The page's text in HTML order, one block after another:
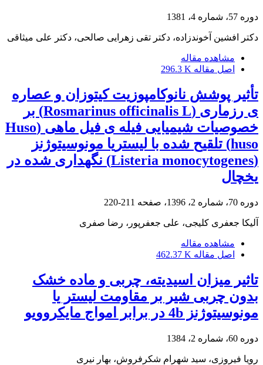
دوره 57، شماره 4، 1381
دکتر افشین آخوندزاده، دکتر تقی زهرایی صالحی، دکتر علی میثاقی
مشاهده مقاله
اصل مقاله 296.3 K
تأثیر پوشش نانوکامپوزیت کیتوزان و عصاره
ی رزماری (Rosmarinus officinalis L) بر
خصوصیات شیمیایی فیله ی فیل ماهی (Huso
huso) تلقیح شده با لیستریا مونوسیتوژنز
(Listeria monocytogenes) نگهداری شده در
یخچال
دوره 70، شماره 2، 1396، صفحه 211-220
آلیکا جعفری کلیجی، علی جعفرپور، رضا صفری
مشاهده مقاله
اصل مقاله 462.37 K
تاثیر میزان اسیدیته، چربی و ماده خشک
بدون چربی شیر بر مقاومت لیستر یا
مونوسیتوژنز 4b در برابر امواج مایکروویو
دوره 60، شماره 2، 1384
رویا فیروزی، سید شهرام شکرفروش، بهار نیری